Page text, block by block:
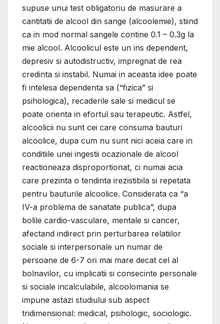
supuse unui test obligatoriu de masurare a
cantitatii de alcool din sange (alcoolemie), stiind
ca in mod normal sangele contine 0.1 – 0.3g la
mie alcool. Alcoolicul este un ins dependent,
depresiv si autodistructiv, impregnat de rea
credinta si instabil. Numai in aceasta idee poate
fi intelesa dependenta sa (“fizica” si
psihologica), recaderile sale si medicul se
poate orienta in efortul sau terapeutic. Astfel,
alcoolicii nu sunt cei care consuma bauturi
alcoolice, dupa cum nu sunt nici aceia care in
conditiile unei ingestii ocazionale de alcool
reactioneaza disproportionat, ci numai acia
care prezinta o tendinta irezistibila si repetata
pentru bauturile alcoolice. Considerata ca “a
IV-a problema de sanatate publica”, dupa
bolile cardio-vasculare, mentale si cancer,
afectand indirect prin perturbarea relatiilor
sociale si interpersonale un numar de
persoane de 6-7 ori mai mare decat cel al
bolnavilor, cu implicatii si consecinte personale
si sociale incalculabile, alcoolomania se
impune astazi studiului sub aspect
tridimensional: medical, psihologic, sociologic.